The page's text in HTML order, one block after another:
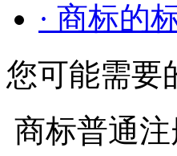
· 商标的
您可能需要
商标普通注